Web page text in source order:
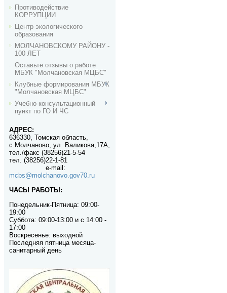
Противодействие
КОРРУПЦИИ
Центр экологического
образования
МОЛЧАНОВСКОМУ РАЙОНУ -
100 ЛЕТ
Оставьте отзывы о работе
МБУК "Молчановская МЦБС"
Клубные формирования МБУК
"Молчановская МЦБС"
Учебно-консультационный
пункт по ГО И ЧС
АДРЕС:
636330, Томская область,
с.Молчаново, ул. Валикова,17А,
тел./факс (38256)21-5-54
тел. (38256)22-1-81
e-mail :
mcbs@molchanovo.gov70.ru
ЧАСЫ РАБОТЫ:
Понедельник-Пятница: 09:00-
19:00
Суббота: 09:00-13:00 и с 14:00 -
17:00
Воскресенье: выходной
Последняя пятница месяца-
санитарный день